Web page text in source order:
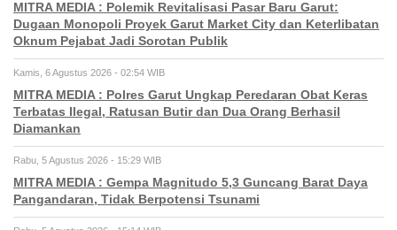
MITRA MEDIA : Polemik Revitalisasi Pasar Baru Garut:
Dugaan Monopoli Proyek Garut Market City dan Keterlibatan
Oknum Pejabat Jadi Sorotan Publik
Kamis, 6 Agustus 2026 - 02:54 WIB
MITRA MEDIA : Polres Garut Ungkap Peredaran Obat Keras
Terbatas Ilegal, Ratusan Butir dan Dua Orang Berhasil
Diamankan
Rabu, 5 Agustus 2026 - 15:29 WIB
MITRA MEDIA : Gempa Magnitudo 5,3 Guncang Barat Daya
Pangandaran, Tidak Berpotensi Tsunami